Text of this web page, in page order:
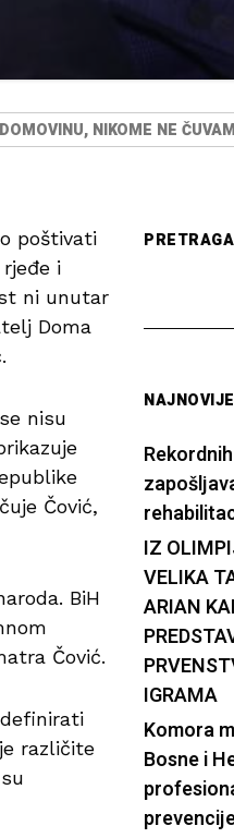
NIKOME NE
poštivati
i
ni unutar
Doma
nisu
Čović,
BiH
Čović.
različite
PRETRAGA
NAJNOVIJE
IZ
VELIKA
ARIAN
IGRAMA
Komora
Bosne i